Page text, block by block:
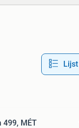
Lijst
499, MÉT